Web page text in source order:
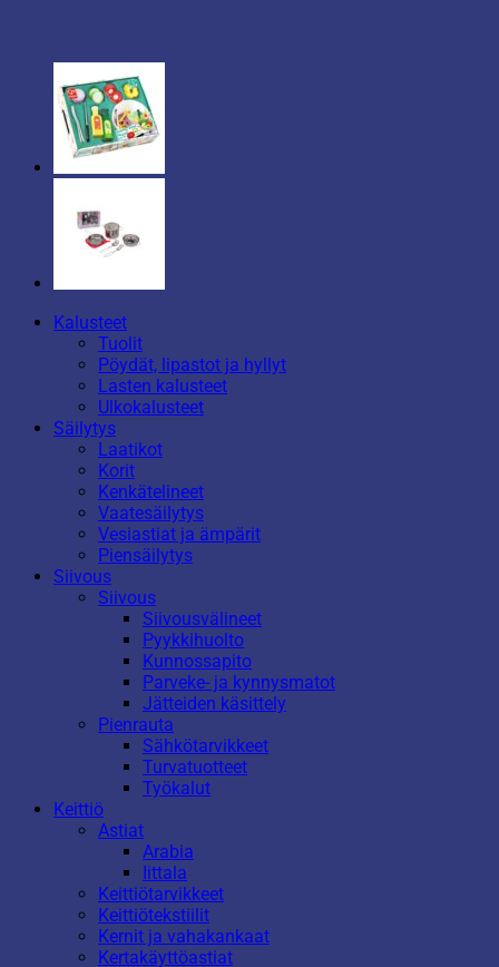
Kalusteet
Tuolit
Pöydät, lipastot ja hyllyt
Lasten kalusteet
Ulkokalusteet
Säilytys
Laatikot
Korit
Kenkätelineet
Vaatesäilytys
Vesiastiat ja ämpärit
Piensäilytys
Siivous
Siivous
Siivousvälineet
Pyykkihuolto
Kunnossapito
Parveke- ja kynnysmatot
Jätteiden käsittely
Pienrauta
Sähkötarvikkeet
Turvatuotteet
Työkalut
Keittiö
Astiat
Arabia
Iittala
Keittiötarvikkeet
Keittiötekstiilit
Kernit ja vahakankaat
Kertakäyttöastiat